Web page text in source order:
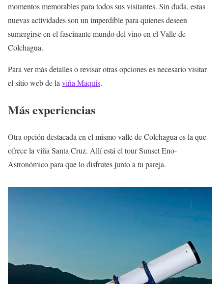
momentos memorables para todos sus visitantes. Sin duda, estas
nuevas actividades son un imperdible para quienes deseen
sumergirse en el fascinante mundo del vino en el Valle de
Colchagua.
Para ver más detalles o revisar otras opciones es necesario visitar
el sitio web de la viña Maquis.
Más experiencias
Otra opción destacada en el mismo valle de Colchagua es la que
ofrece la viña Santa Cruz. Allí está el tour Sunset Eno-
Astronómico para que lo disfrutes junto a tu pareja.